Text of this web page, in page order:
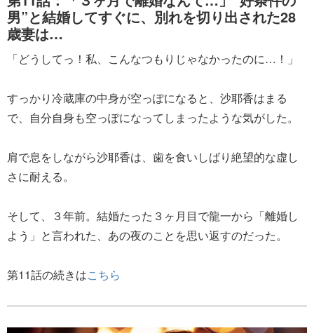
男”と結婚してすぐに、別れを切り出された28
歳妻は…
「どうしてっ！私、こんなつもりじゃなかったのに…！」
すっかり冷蔵庫の中身が空っぽになると、沙耶香はまる
で、自分自身も空っぽになってしまったような気がした。
肩で息をしながら沙耶香は、歯を食いしばり絶望的な虚し
さに耐える。
そして、３年前。結婚たった３ヶ月目で龍一から「離婚し
よう」と言われた、あの夜のことを思い返すのだった。
第11話の続きはこちら